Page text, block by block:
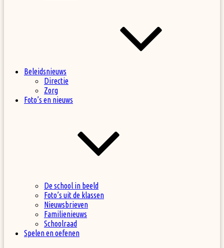
Beleidsnieuws
Directie
Zorg
Foto’s en nieuws
De school in beeld
Foto’s uit de klassen
Nieuwsbrieven
Familienieuws
Schoolraad
Spelen en oefenen